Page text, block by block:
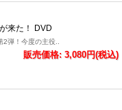
来た！ DVD
弾！今度の主役..
販売価格: 3,080円(税込)